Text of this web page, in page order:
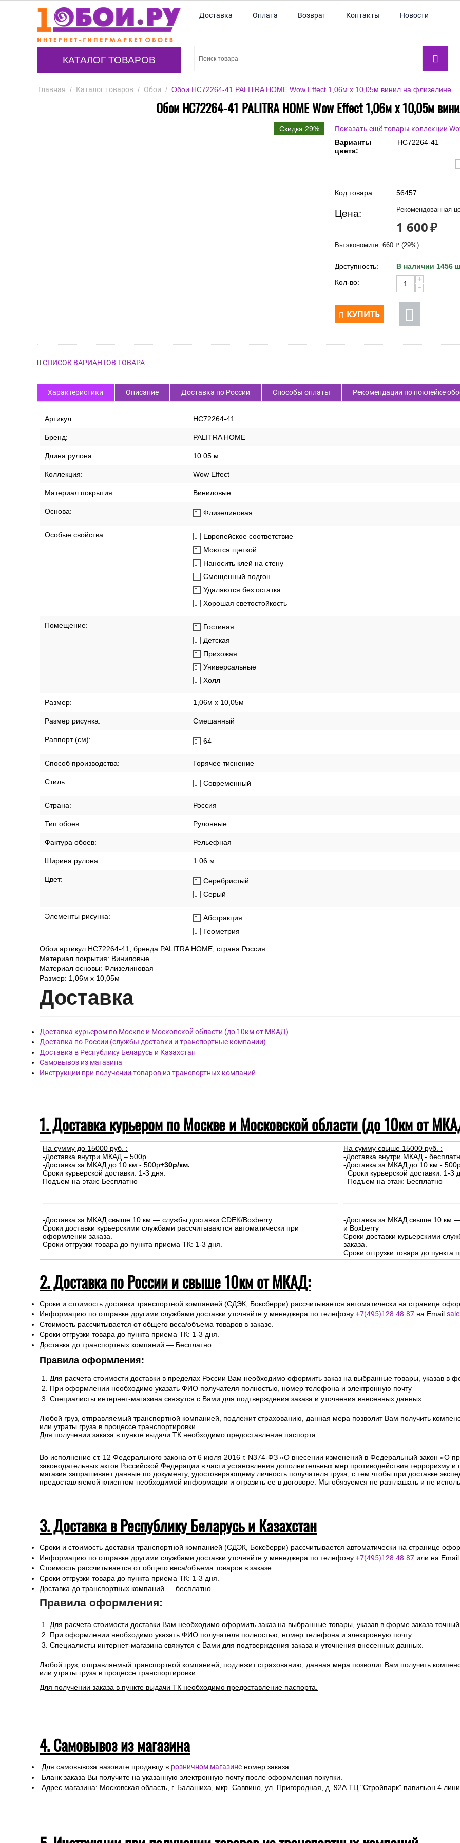
КАТАЛОГ ТОВАРОВ
Доставка Оплата Возврат Контакты Новости
Главная / Каталог товаров / Обои / Обои HC72264-41 PALITRA HOME Wow Effect 1,06м х 10,05м винил на флизелине
Обои HC72264-41 PALITRA HOME Wow Effect 1,06м х 10,05м
Скидка 29%
Показать ещё товары коллекции
Варианты
цвета:
HC72264-41
Код товара: 56457
Рекомендованная
Цена:
1 600₽
Вы экономите: 660 ₽ (29%)
Доступность:
В наличии 1456
Кол-во:
+
−
КУПИТЬ
СПИСОК ВАРИАНТОВ ТОВАРА
Характеристики Описание Доставка по России Способы оплаты Рекомендации по поклейке
Артикул: HC72264-41
Бренд: PALITRA HOME
Длина рулона: 10.05 м
Коллекция: Wow Effect
Материал покрытия: Виниловые
Основа: Флизелиновая
Особые свойства:
Европейское соответствие
Моются щеткой
Наносить клей на стену
Смещенный подгон
Удаляются без остатка
Хорошая светостойкость
Помещение:
Гостиная
Детская
Прихожая
Универсальные
Холл
Размер: 1,06м х 10,05м
Размер рисунка: Смешанный
Раппорт (см): 64
Способ производства: Горячее тиснение
Стиль: Современный
Страна: Россия
Тип обоев: Рулонные
Фактура обоев: Рельефная
Ширина рулона: 1.06 м
Цвет:
Серебристый
Серый
Элементы рисунка:
Абстракция
Геометрия
Обои артикул HC72264-41, бренда PALITRA HOME, страна Россия.
Материал покрытия: Виниловые
Материал основы: Флизелиновая
Размер: 1,06м х 10,05м
Доставка
Доставка курьером по Москве и Московской области (до 10км от МКАД)
Доставка по России (службы доставки и транспортные компании)
Доставка в Республику Беларусь и Казахстан
Самовывоз из магазина
Инструкции при получении товаров из транспортных компаний
1. Доставка курьером по Москве и Московской области (до 10км от
На сумму до 15000 руб. :
-Доставка внутри МКАД – 500р.
-Доставка за МКАД до 10 км - 500р+30р/км.
Сроки курьерской доставки: 1-3 дня.
Подъем на этаж: Бесплатно
-Доставка за МКАД свыше 10 км — службы доставки CDEK/Boxberry
Сроки доставки курьерскими службами рассчитываются автоматически при
оформлении заказа.
Сроки отгрузки товара до пункта приема ТК: 1-3 дня.
На сумму свыше 15000 руб. :
-Доставка внутри МКАД -
-Доставка за МКАД до 10 км -
Сроки курьерской доставки: 1-3
Подъем на этаж: Бесплатно
-Доставка за МКАД свыше 10 км —
и Boxberry
Сроки доставки курьерскими
заказа.
Сроки отгрузки товара до
2. Доставка по России и свыше 10км от МКАД:
Сроки и стоимость доставки транспортной компанией (СДЭК, Боксберри) рассчитывается автоматически на странице
Информацию по отправке другими службами доставки уточняйте у менеджера по телефону +7(495)128-48-87 на Email
Стоимость рассчитывается от общего веса/объема товаров в заказе.
Сроки отгрузки товара до пункта приема ТК: 1-3 дня.
Доставка до транспортных компаний — Бесплатно
Правила оформления:
Для расчета стоимости доставки в пределах России Вам необходимо оформить заказ на выбранные товары, указав в
При оформлении необходимо указать ФИО получателя полностью, номер телефона и электронную почту
Специалисты интернет-магазина свяжутся с Вами для подтверждения заказа и уточнения внесенных данных.
Любой груз, отправляемый транспортной компанией, подлежит страхованию, данная мера позволит Вам получить
или утраты груза в процессе транспортировки.
Для получении заказа в пункте выдачи ТК необходимо предоставление паспорта.
Во исполнение ст. 12 Федерального закона от 6 июля 2016 г. N374-ФЗ «О внесении изменений в Федеральный закон «О
законодательных актов Российской Федерации в части установления дополнительных мер противодействия терроризму
магазин запрашивает данные по документу, удостоверяющему личность получателя груза, с тем чтобы при доставке
предоставляемой клиентом необходимой информации и отразить ее в договоре. Мы обязуемся не разглашать и не
3. Доставка в Республику Беларусь и Казахстан
Сроки и стоимость доставки транспортной компанией (СДЭК, Боксберри) рассчитывается автоматически на странице
Информацию по отправке другими службами доставки уточняйте у менеджера по телефону +7(495)128-48-87 или на
Стоимость рассчитывается от общего веса/объема товаров в заказе.
Сроки отгрузки товара до пункта приема ТК: 1-3 дня.
Доставка до транспортных компаний — бесплатно
Правила оформления:
Для расчета стоимости доставки Вам необходимо оформить заказ на выбранные товары, указав в форме заказа
При оформлении необходимо указать ФИО получателя полностью, номер телефона и электронную почту.
Специалисты интернет-магазина свяжутся с Вами для подтверждения заказа и уточнения внесенных данных.
Любой груз, отправляемый транспортной компанией, подлежит страхованию, данная мера позволит Вам получить
или утраты груза в процессе транспортировки.
Для получении заказа в пункте выдачи ТК необходимо предоставление паспорта.
4. Самовывоз из магазина
Для самовывоза назовите продавцу в розничном магазине номер заказа
Бланк заказа Вы получите на указанную электронную почту после оформления покупки.
Адрес магазина: Московская область, г. Балашиха, мкр. Саввино, ул. Пригородная, д. 92А ТЦ "Стройпарк" павильон 4